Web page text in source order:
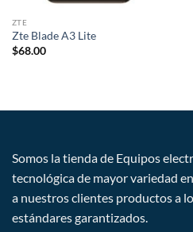
ZTE
Zte Blade A3 Lite
$68.00
Somos la tienda de Equipos
tecnológica de mayor variedad
a nuestros clientes productos a
estándares garantizados.